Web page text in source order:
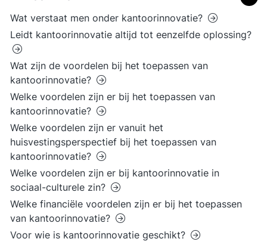
Wat verstaat men onder kantoorinnovatie?
Leidt kantoorinnovatie altijd tot eenzelfde oplossing?
Wat zijn de voordelen bij het toepassen van
kantoorinnovatie?
Welke voordelen zijn er bij het toepassen van
kantoorinnovatie?
Welke voordelen zijn er vanuit het
huisvestingsperspectief bij het toepassen van
kantoorinnovatie?
Welke voordelen zijn er bij kantoorinnovatie in
sociaal-culturele zin?
Welke financiële voordelen zijn er bij het toepassen
van kantoorinnovatie?
Voor wie is kantoorinnovatie geschikt?